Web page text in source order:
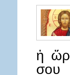
ἡ
σου